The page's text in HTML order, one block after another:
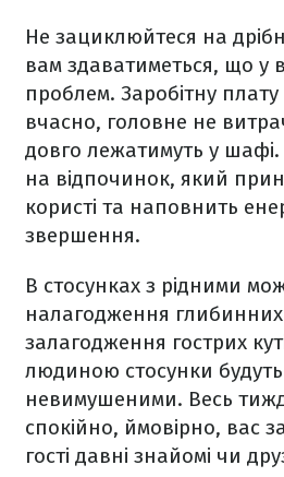
Не зациклюйтеся на
вам здаватиметься, що у
проблем. Заробітну
вчасно, головне не
довго лежатимуть у шафі.
на відпочинок, який
користі та наповнить
звершення.
В стосунках з рідними
налагодження глибинних
залагодження гострих
людиною стосунки
невимушеними. Весь
спокійно, ймовірно, вас
гості давні знайомі чи